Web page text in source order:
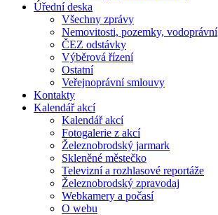
Úřední deska
Všechny zprávy
Nemovitosti, pozemky, vodoprávní
ČEZ odstávky
Výběrová řízení
Ostatní
Veřejnoprávní smlouvy
Kontakty
Kalendář akcí
Kalendář akcí
Fotogalerie z akcí
Železnobrodský jarmark
Skleněné městečko
Televizní a rozhlasové reportáže
Železnobrodský zpravodaj
Webkamery a počasí
O webu